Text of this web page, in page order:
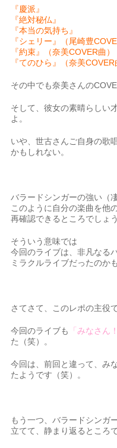
『慶派』
『絶対秘仏』
『本当の気持ち』
『シェリー』（尾崎豊
『約束』（奈美COVER曲）
『てのひら』（奈美COVER
その中でも奈美さんの
そして、彼女の素晴らしい
よ。
いや、世古さんご自身の歌
かもしれない。
バラードシンガーの強い（
このように自分の楽曲を他
再確認できるところでしょう
そういう意味では
今回のライブは、非凡なる
ミラクルライブだったのか
さてさて、このレポの主役
今回のライブも 「みなさん
た（笑）。
今回は、前回と違って、み
たようです（笑）。
もう一つ、バラードシンガ
立てて、静まり返るところ